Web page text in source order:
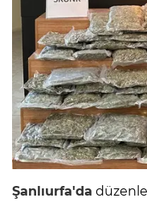
Şanlıurfa'da